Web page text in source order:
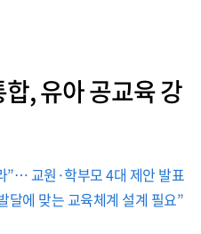
, 유아 공교육 강
”… 교원·학부모 4대 제안 발표
에 맞는 교육체계 설계 필요”